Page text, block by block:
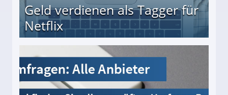
Geld verdienen als Tagger für
Netflix